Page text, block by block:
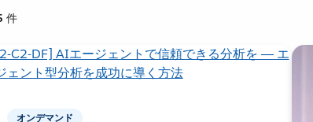
件
オンデマンド